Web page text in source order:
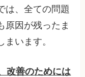
は、全ての問題
原因が残ったま
います。
改善のためには